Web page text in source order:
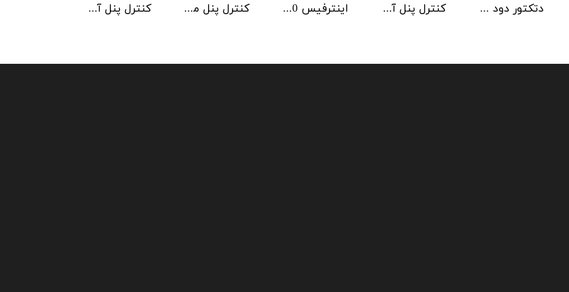
کنترل پنل آدرس پذیر C-TEC سری XFP دو لوپ 32 زون کنترل پنل متعارف C-TEC سری CFP 8 Zone اینترفیس NSC | ArcNET B01350-00 کنترل پنل آدرس پذیر C-TEC سری ZFP یک تا 4 لوپ کابینت استاندارد دتکتور دود آدرس پذیر هوچیکی Hochiki مدل ALN-EN SCI